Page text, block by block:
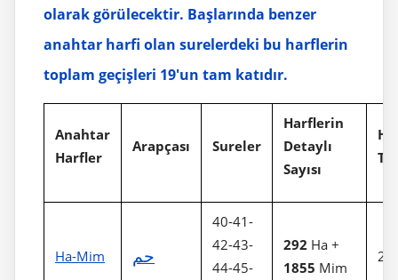
olarak görülecektir. Başlarında benzer
anahtar harfi olan surelerdeki bu harflerin
toplam geçişleri 19'un tam katıdır.
Anahtar
Harfler
Arapçası Sureler
Harflerin
Detaylı
Sayısı
Ha-Mim حم
40-41-
42-43-
44-45-
292 Ha +
1855 Mim